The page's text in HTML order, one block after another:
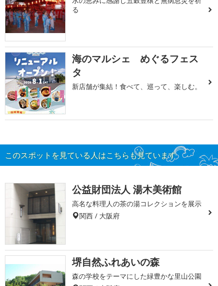
る
海のマルシェ めぐるフェス
タ
新店舗が集結！食べて、巡って、楽しむ。
このスポットを見ている人はこちらも見ています
公益財団法人 湯木美術館
高名な料理人の茶の湯コレクションを展示
関西 / 大阪府
堺自然ふれあいの森
森の学校をテーマにした緑豊かな里山公園